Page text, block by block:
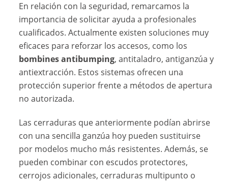
En relación con la seguridad, remarcamos la
importancia de solicitar ayuda a profesionales
cualificados. Actualmente existen soluciones muy
eficaces para reforzar los accesos, como los
bombines antibumping, antitaladro, antiganzúa y
antiextracción. Estos sistemas ofrecen una
protección superior frente a métodos de apertura
no autorizada.
Las cerraduras que anteriormente podían abrirse
con una sencilla ganzúa hoy pueden sustituirse
por modelos mucho más resistentes. Además, se
pueden combinar con escudos protectores,
cerrojos adicionales, cerraduras multipunto o